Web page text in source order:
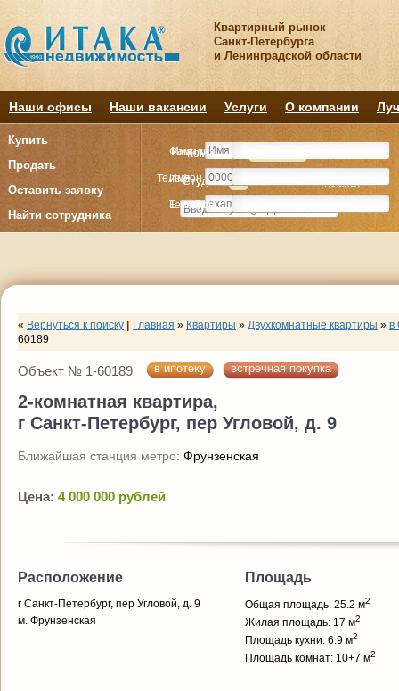
Квартирный рынок
Санкт-Петербурга
и Ленинградской области
Наши офисы Наши вакансии Услуги О компании
Купить
Продать
Оставить заявку
Найти сотрудника
Комнату
Студия Комнат
Комнату
Студия Комнат
Имя
Телефон
E-mail
Фамилия
Имя
Телефон
« Вернуться к поиску Главная » Квартиры » Двухкомнатные квартиры » в
60189
Объект № 1-60189 в ипотеку встречная покупка
2-комнатная квартира,
г Санкт-Петербург, пер Угловой, д. 9
Ближайшая станция метро: Фрунзенская
Цена: 4 000 000 рублей
Расположение
г Санкт-Петербург, пер Угловой, д. 9
м. Фрунзенская
Площадь
Общая площадь: 25.2 м2
Жилая площадь: 17 м2
Площадь кухни: 6.9 м2
Площадь комнат: 10+7 м2